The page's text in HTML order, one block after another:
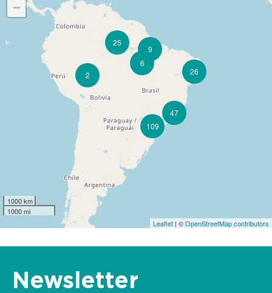
2
9
6
26
25
47
109
−
1000 km
1000 mi
Leaflet | ©OpenStreetMap contributors
Newsletter